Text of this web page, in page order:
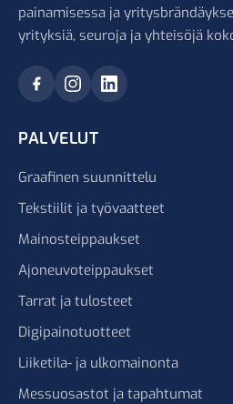
painamisessa ja
yrityksiä, seuroja ja yhteisöjä
PALVELUT
Graafinen suunnittelu
Tekstiilit ja työvaatteet
Mainosteippaukset
Ajoneuvoteippaukset
Tarrat ja tulosteet
Digipainotuotteet
Liiketila- ja ulkomainonta
Messuosastot ja tapahtumat